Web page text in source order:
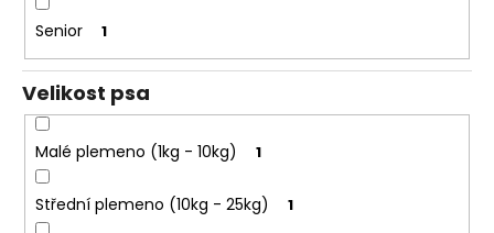
ůSenior 1
Velikost psa
Malé plemeno (1kg - 10kg) 1
Střední plemeno (10kg - 25kg) 1
e
n
a
j
?